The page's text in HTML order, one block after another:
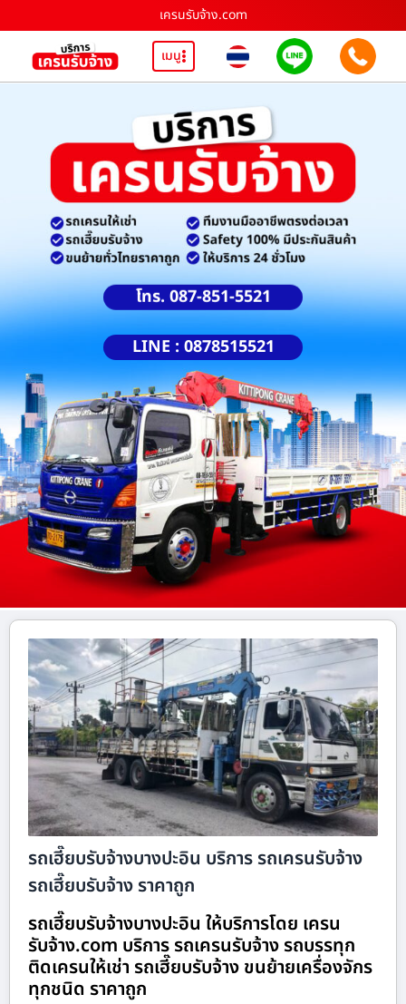
เครนรับจ้าง.com
เมนู
โทร. 087-851-5521
LINE : 0878515521
รถเฮี๊ยบรับจ้างบางปะอิน บริการ รถเครนรับจ้าง
รถเฮี๊ยบรับจ้าง ราคาถูก
รถเฮี๊ยบรับจ้างบางปะอิน ให้บริการโดย เครน
รับจ้าง.com บริการ รถเครนรับจ้าง รถบรรทุก
ติดเครนให้เช่า รถเฮี๊ยบรับจ้าง ขนย้ายเครื่องจักร
ทุกชนิด ราคาถูก